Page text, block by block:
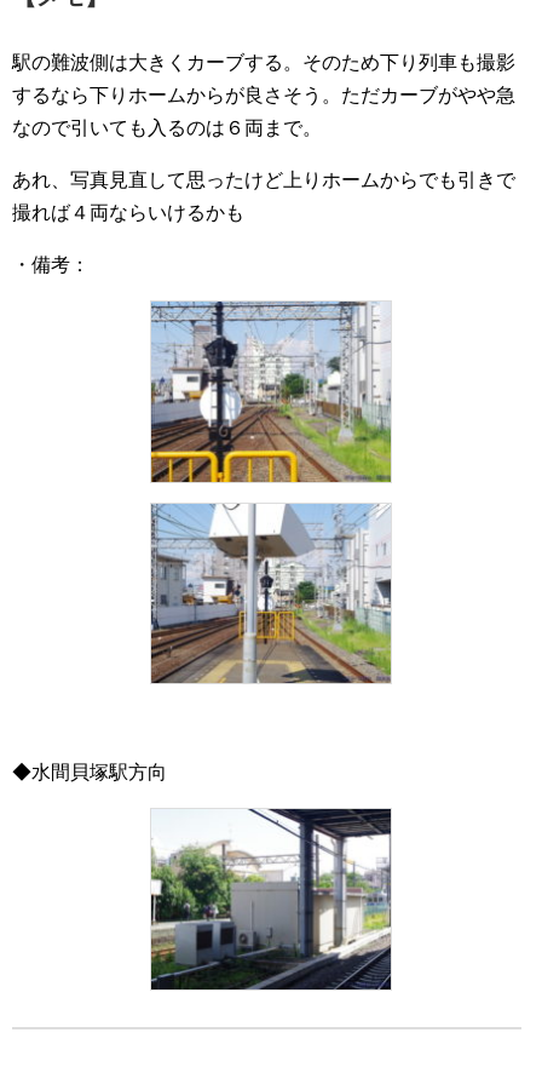
駅の難波側は大きくカーブする。そのため下り列車も撮影
するなら下りホームからが良さそう。ただカーブがやや急
なので引いても入るのは６両まで。
あれ、写真見直して思ったけど上りホームからでも引きで
撮れば４両ならいけるかも
・備考：
◆水間貝塚駅方向